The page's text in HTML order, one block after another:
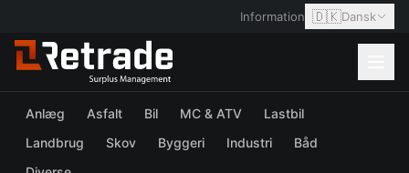
Information 🇩🇰Dansk
Anlæg Asfalt Bil MC & ATV
Lastbil
Landbrug
Skov Byggeri Industri
Båd